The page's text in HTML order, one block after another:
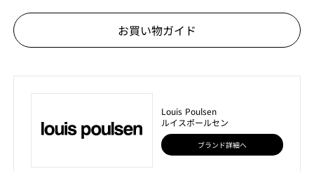
お買い物ガイド
Louis Poulsen
ルイスポールセン
ブランド詳細へ